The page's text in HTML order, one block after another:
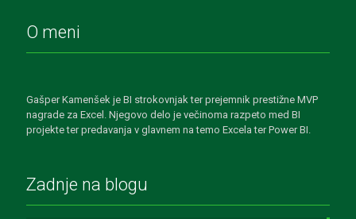
O meni
Gašper Kamenšek je BI strokovnjak ter prejemnik prestižne MVP
nagrade za Excel. Njegovo delo je večinoma razpeto med BI
projekte ter predavanja v glavnem na temo Excela ter Power BI.
Zadnje na blogu